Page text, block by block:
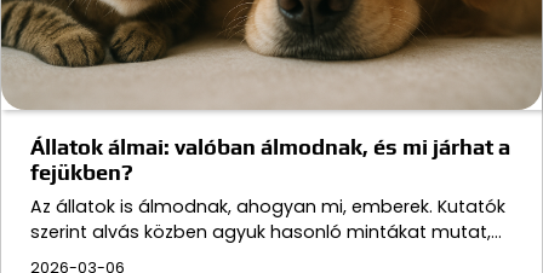
Állatok álmai: valóban álmodnak, és mi járhat a
fejükben?
Az állatok is álmodnak, ahogyan mi, emberek. Kutatók
szerint alvás közben agyuk hasonló mintákat mutat,…
2026-03-06